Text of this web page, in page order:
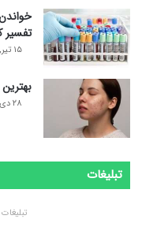
تفسیر
۱۵ تیر, ۱۳۹۹
۲۸ دی, ۱۴۰۲
تبلیغات